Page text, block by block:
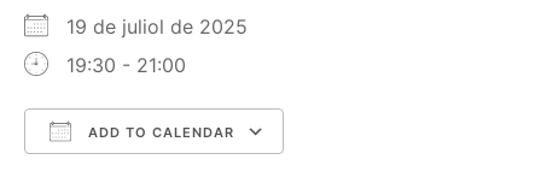
19 de juliol de 2025
19:30 - 21:00
ADD TO CALENDAR